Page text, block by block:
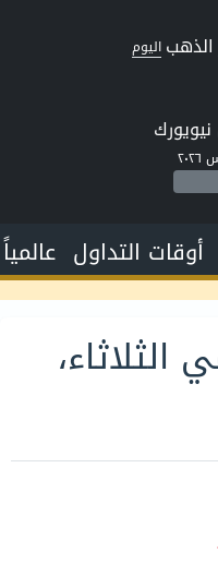
اليوم
أوقات التداول عالمياً